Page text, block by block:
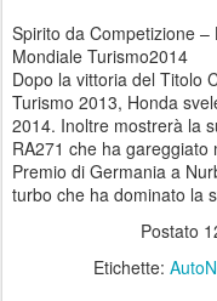
Spirito da Competizione
Mondiale Turismo2014
Dopo la vittoria del Titolo
Turismo 2013, Honda
2014. Inoltre mostrerà la
RA271 che ha
Premio di Germania a
turbo che ha dominato la
Postato
Etichette: